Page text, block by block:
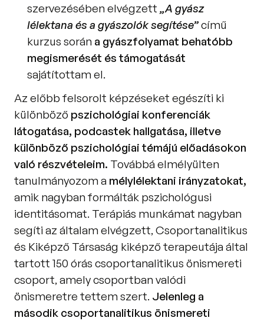
szervezésében elvégzett „A gyász
lélektana és a gyászolók segítése” című
kurzus során a gyászfolyamat behatóbb
sajátítottam el.
Az előbb felsorolt képzéseket egészíti ki
különböző pszichológiai konferenciák
látogatása, podcastek hallgatása, illetve
különböző pszichológiai témájú előadásokon
való részvételeim. Továbbá elmélyülten
tanulmányozom a
amik nagyban formálták pszichológusi
identitásomat. Terápiás munkámat nagyban
segíti az általam elvégzett, Csoportanalitikus
és Kiképző Társaság kiképző terapeutája által
tartott 150 órás csoportanalitikus önismereti
csoport, amely csoportban valódi
önismeretre tettem szert. Jelenleg a
második csoportanalitikus önismereti